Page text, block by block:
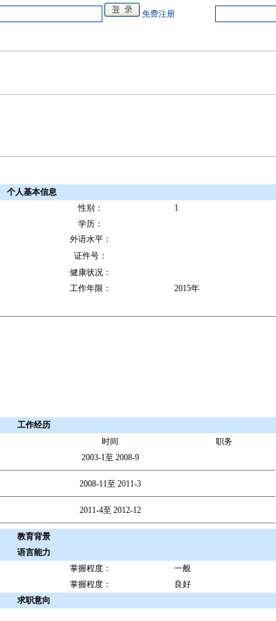
免费注册
个人基本信息
性别：
1
学历：
外语水平：
证件号：
健康状况：
工作年限：
2015年
工作经历
时间
职务
2003-1至 2008-9
2008-11至 2011-3
2011-4至 2012-12
教育背景
语言能力
掌握程度：
一般
掌握程度：
良好
求职意向